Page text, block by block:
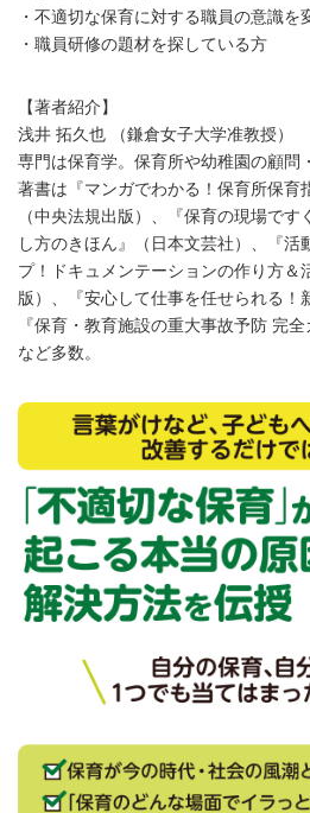
・不適切な保育に対する職員の意識
・職員研修の題材を探している方
【著者紹介】
浅井 拓久也 （鎌倉女子大学准教授）
専門は保育学。保育所や幼稚園の顧問
著書は『マンガでわかる！保育所保
（中央法規出版）、『保育の現場で
し方のきほん』（日本文芸社）、『活
プ！ドキュメンテーションの作り方＆
版）、『安心して仕事を任せられる！
『保育・教育施設の重大事故予防 完
など多数。